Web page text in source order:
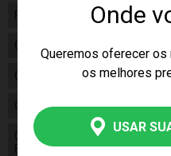
Onde
Queremos oferecer
os melhores
USAR
Toyster
Código de Barras
Composição Papel
Conteúdo da
Embalagem
01